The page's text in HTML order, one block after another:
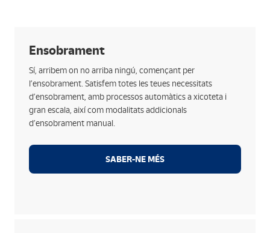
Ensobrament
Sí, arribem on no arriba ningú, començant per
l’ensobrament. Satisfem totes les teues necessitats
d’ensobrament, amb processos automàtics a xicoteta i
gran escala, així com modalitats addicionals
d’ensobrament manual.
SABER-NE MÉS
Ensobraments en diferents formats de tall i sobre:
des de 4 fins a 12 polzades de manera automàtica.
Inclou documents addicionals als teus
ensobraments com ara encartaments publicitaris o
millors eines de seguretat.
Ensobrament manual per a manipulats especials,
casats d’informació o welcome packs.